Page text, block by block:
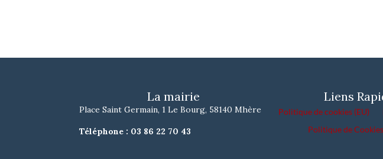
La mairie
Place Saint Germain, 1 Le Bourg, 58140 Mhère
Téléphone : 03 86 22 70 43
Liens
Politique de cookies (EU)
Politique de